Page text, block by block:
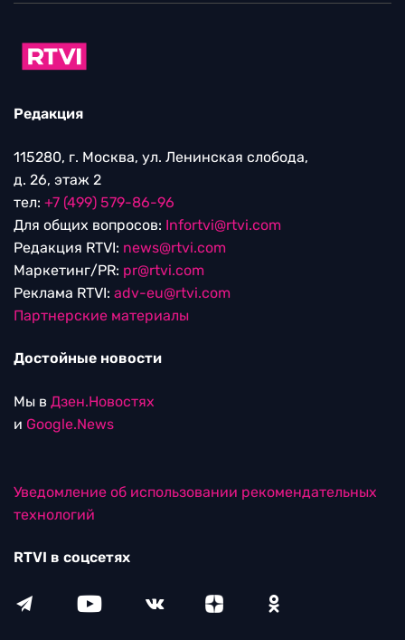
Редакция
115280, г. Москва, ул. Ленинская слобода,
д. 26, этаж 2
тел: +7 (499) 579-86-96
Для общих вопросов: Infortvi@rtvi.com
Редакция RTVI: news@rtvi.com
Маркетинг/PR: pr@rtvi.com
Реклама RTVI: adv-eu@rtvi.com
Партнерские материалы
Достойные новости
Мы в Дзен.Новостях
и Google.News
Уведомление об использовании рекомендательных
технологий
RTVI в соцсетях